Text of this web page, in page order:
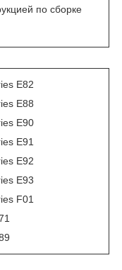
по сборке
E82
E88
E90
E91
E92
E93
F01